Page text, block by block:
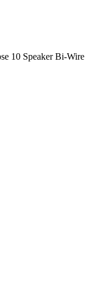
10 Speaker Bi-Wire